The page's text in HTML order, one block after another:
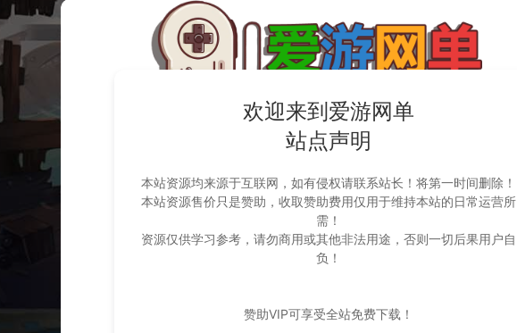
欢迎来到爱游网单
站点声明
本站资源均来源于互联网，如有侵权请联系站长！将第一时间删除！
本站资源售价只是赞助，收取赞助费用仅用于维持本站的日常运营所
需！
资源仅供学习参考，请勿商用或其他非法用途，否则一切后果用户自
负！
赞助VIP可享受全站免费下载！